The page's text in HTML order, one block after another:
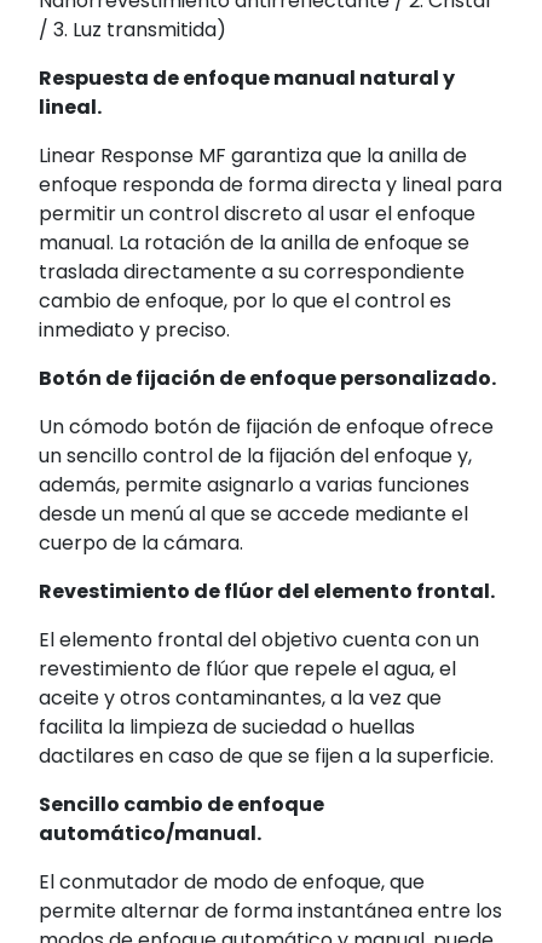
/ 3. Luz transmitida)
Respuesta de enfoque manual natural y
lineal.
Linear Response MF garantiza que la anilla de
enfoque responda de forma directa y lineal para
permitir un control discreto al usar el enfoque
manual. La rotación de la anilla de enfoque se
traslada directamente a su correspondiente
cambio de enfoque, por lo que el control es
inmediato y preciso.
Botón de fijación de enfoque personalizado.
Un cómodo botón de fijación de enfoque ofrece
un sencillo control de la fijación del enfoque y,
además, permite asignarlo a varias funciones
desde un menú al que se accede mediante el
cuerpo de la cámara.
Revestimiento de flúor del elemento frontal.
El elemento frontal del objetivo cuenta con un
revestimiento de flúor que repele el agua, el
aceite y otros contaminantes, a la vez que
facilita la limpieza de suciedad o huellas
dactilares en caso de que se fijen a la superficie.
Sencillo cambio de enfoque
automático/manual.
El conmutador de modo de enfoque, que
permite alternar de forma instantánea entre los